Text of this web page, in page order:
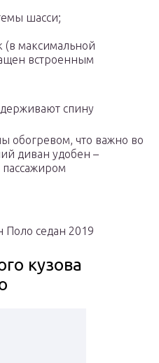
шасси;
(в максимальной
встроенным
спину
обогревом, что важно во
диван удобен –
пассажиром
Поло седан 2019
кузова